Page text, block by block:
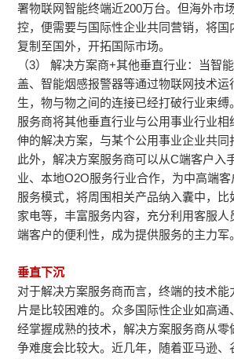
署物联网智能终端近200万台。但海外市
控，便需要与国际性企业共同营销，将国
复制至国外，开拓国际市场。
（3） 解决方案商+其他垂直行业：当智
盖、智能烟感报警器等通过物联网技术运
生，物与物之间的连接已经打破行业束缚
服务商将其他垂直行业与公用事业行业相
伸的解决方案，与某个公用事业企业共同
此外，解决方案服务商可以从C端客户入
业、本地O2O服务行业合作，为中高端
服务模式，将周围相关产品纳入囊中，比
家电等，丰富服务内容，充分利用客服人
端客户的便利性，成为提供服务的主力军。
垂直下沉
对于解决方案服务商而言，终端的技术能
片是比较困难的。众多国际性企业如高通
经掌握成熟的技术，解决方案服务商从零
争难度会比较大。近几年，随着亚马逊、